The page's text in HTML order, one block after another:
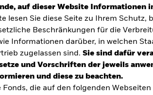
auf dieser Website Informationen
lesen Sie diese Seite zu Ihrem Schutz,
Beschränkungen für die
Informationen darüber, in welchen
zugelassen sind. Sie sind dafür
und Vorschriften der jeweils
und diese zu beachten.
Fonds, die auf den folgenden